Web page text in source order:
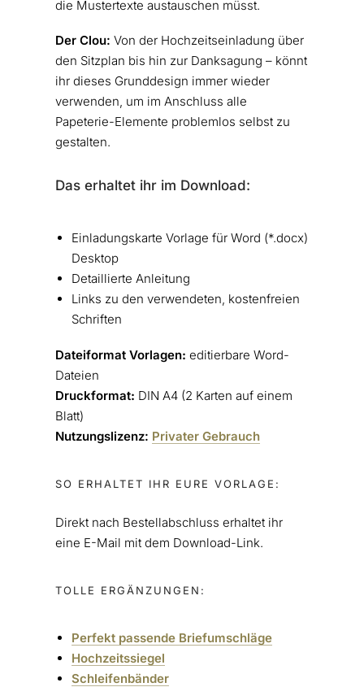
die Mustertexte austauschen müsst.
Der Clou: Von der Hochzeitseinladung über
den Sitzplan bis hin zur Danksagung – könnt
ihr dieses Grunddesign immer wieder
verwenden, um im Anschluss alle
Papeterie-Elemente problemlos selbst zu
gestalten.
Das erhaltet ihr im Download:
Einladungskarte Vorlage für Word (*.docx)
Desktop
Detaillierte Anleitung
Links zu den verwendeten, kostenfreien
Schriften
Dateiformat Vorlagen: editierbare Word-
Dateien
Druckformat: DIN A4 (2 Karten auf einem
Blatt)
Nutzungslizenz: Privater Gebrauch
SO ERHALTET IHR EURE VORLAGE:
Direkt nach Bestellabschluss erhaltet ihr
eine E-Mail mit dem Download-Link.
TOLLE ERGÄNZUNGEN:
Perfekt passende Briefumschläge
Hochzeitssiegel
Schleifenbänder